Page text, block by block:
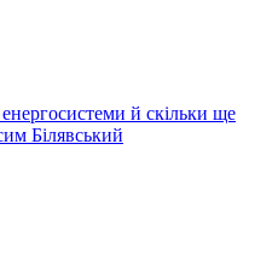
енергосистеми й скільки ще
Білявський